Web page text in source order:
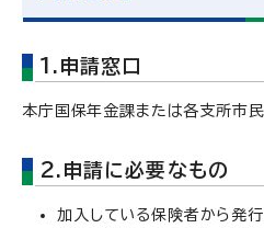
1.申請窓口
本庁国保年金課または各支所市
2.申請に必要なもの
加入している保険者から発行